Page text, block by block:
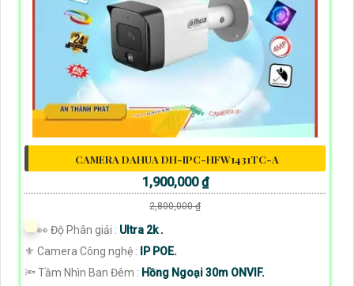
CAMERA DAHUA DH-IPC-HFW1431TC-A
1,900,000 ₫
2,800,000 ₫
️👀 Độ Phân giải : Ultra 2k .
⚜️ Camera Công nghệ :
IP POE.
🔦 Tầm Nhìn Ban Đêm : Hồng Ngoại 30m ONVIF.